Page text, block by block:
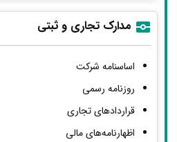
مدارک تجاری و ثبتی
اساسنامه شرکت
روزنامه رسمی
قراردادهای تجاری
اظهارنامه‌های مالی